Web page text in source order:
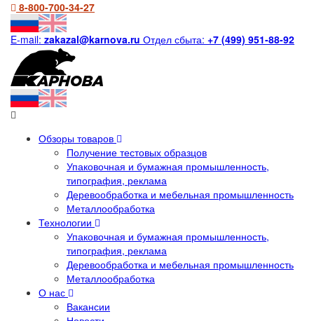
8-800-700-34-27
E-mail: zakazal@karnova.ru Отдел сбыта: +7 (499) 951-88-92
Обзоры товаров
Получение тестовых образцов
Упаковочная и бумажная промышленность,
типография, реклама
Деревообработка и мебельная промышленность
Металлообработка
Технологии
Упаковочная и бумажная промышленность,
типография, реклама
Деревообработка и мебельная промышленность
Металлообработка
О нас
Вакансии